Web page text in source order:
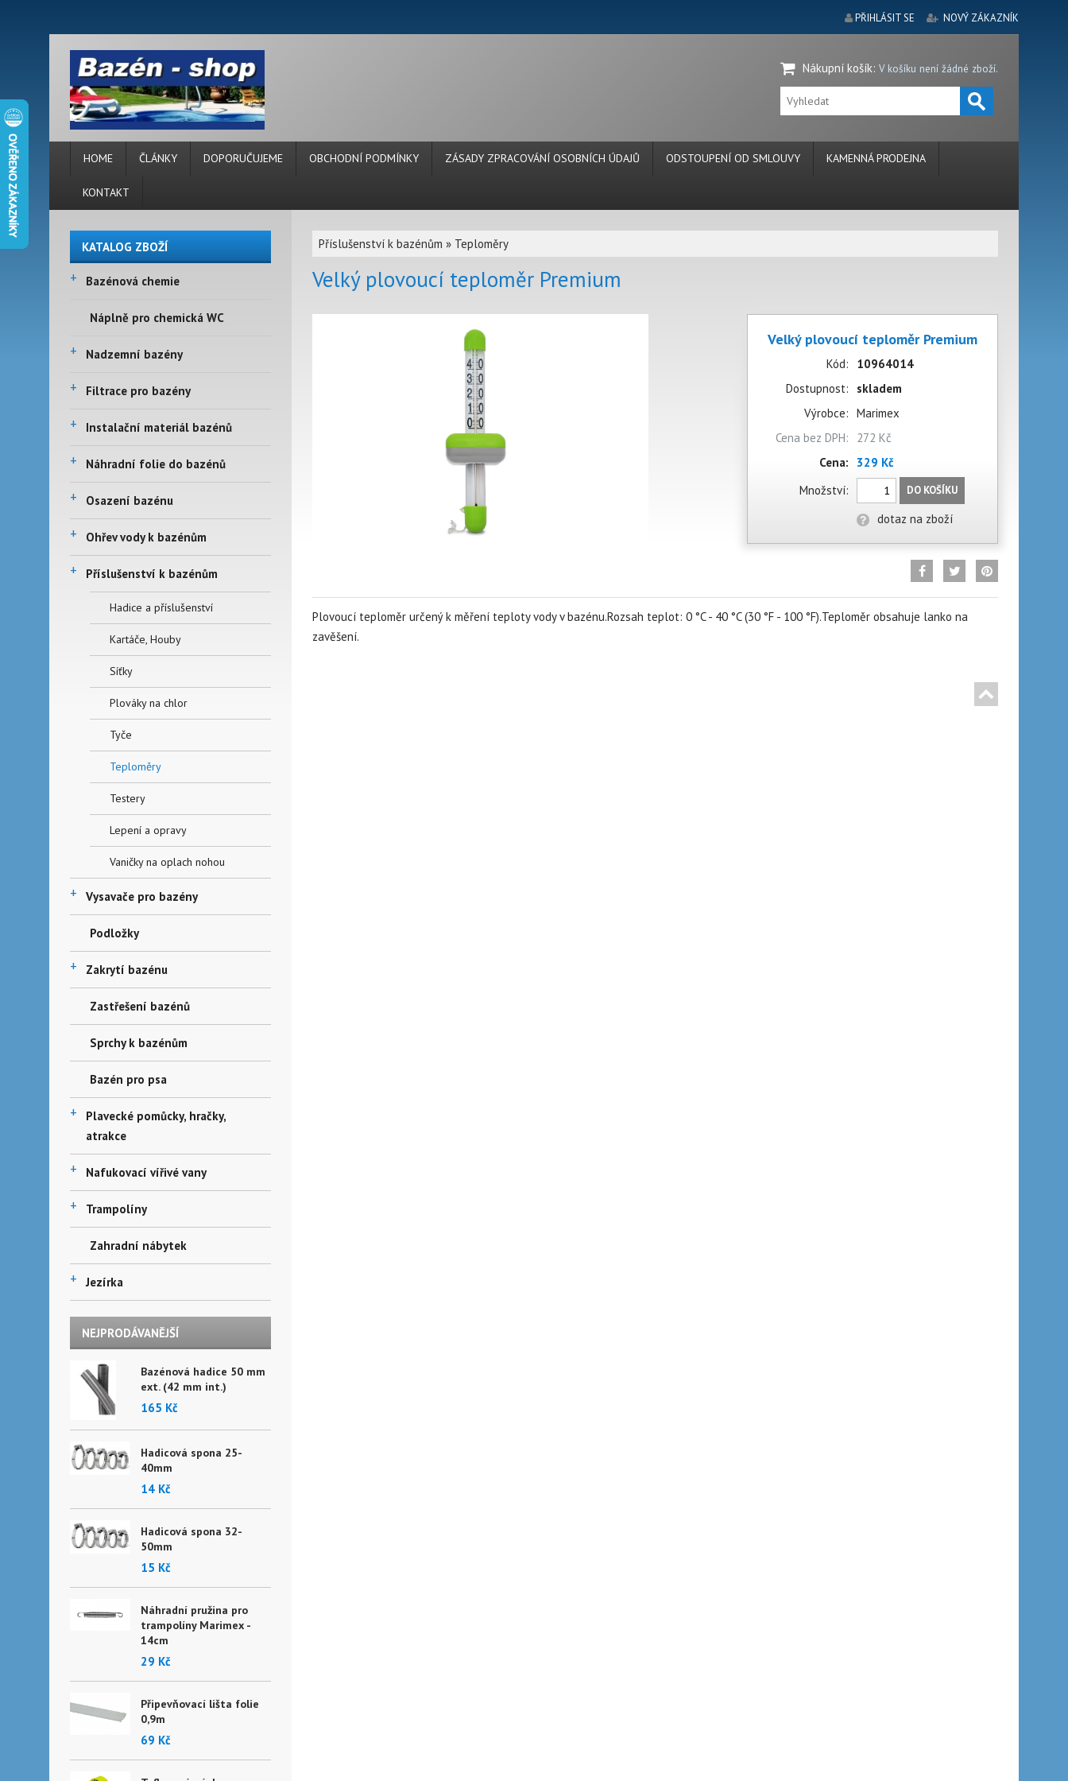
PŘIHLÁSIT SE NOVÝ ZÁKAZNÍK
Nákupní košík: V košíku není žádné zboží.
HOME ČLÁNKY DOPORUČUJEME OBCHODNÍ PODMÍNKY ZÁSADY ZPRACOVÁNÍ OSOBNÍCH ÚDAJŮ ODSTOUPENÍ OD SMLOUVY KAMENNÁ PRODEJNA
KONTAKT
KATALOG ZBOŽÍ
+ Bazénová chemie
Náplně pro chemická WC
+ Nadzemní bazény
+ Filtrace pro bazény
+ Instalační materiál bazénů
+ Náhradní folie do bazénů
+ Osazení bazénu
+ Ohřev vody k bazénům
+ Příslušenství k bazénům
Hadice a příslušenství
Kartáče, Houby
Síťky
Plováky na chlor
Tyče
Teploměry
Testery
Lepení a opravy
Vaničky na oplach nohou
+ Vysavače pro bazény
Podložky
+ Zakrytí bazénu
Zastřešení bazénů
Sprchy k bazénům
Bazén pro psa
+
Plavecké pomůcky, hračky,
atrakce
+ Nafukovací vířivé vany
+ Trampolíny
Zahradní nábytek
+ Jezírka
NEJPRODÁVANĚJŠÍ
Bazénová hadice 50 mm
ext. (42 mm int.)
165 Kč
Hadicová spona 25-
40mm
14 Kč
Hadicová spona 32-
50mm
15 Kč
Náhradní pružina pro
trampolíny Marimex -
14cm
29 Kč
Připevňovací lišta folie
0,9m
69 Kč
Příslušenství k bazénům » Teploměry
Velký plovoucí teploměr Premium
Velký plovoucí teploměr Premium
Kód:
10964014
Dostupnost:
skladem
Výrobce: Marimex
Cena bez DPH:
272 Kč
Cena:
329 Kč
Množství:
DO KOŠÍKU
dotaz na zboží
Plovoucí teploměr určený k měření teploty vody v bazénu.Rozsah teplot: 0 °C - 40 °C (30 °F - 100 °F).Teploměr obsahuje lanko na
zavěšení.